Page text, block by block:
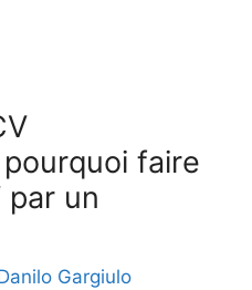
faire
par un
Gargiulo